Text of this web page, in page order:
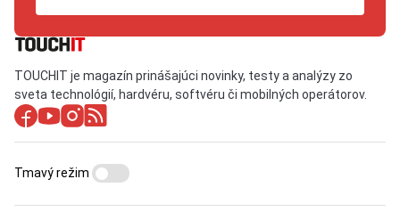
TOUCHIT je magazín prinášajúci novinky, testy a analýzy zo
sveta technológií, hardvéru, softvéru či mobilných operátorov.
Tmavý režim